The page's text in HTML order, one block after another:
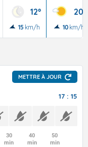
12°
15 km/h
20°
10 km/h
METTRE À JOUR
17 : 15
30
min
40
min
50
min